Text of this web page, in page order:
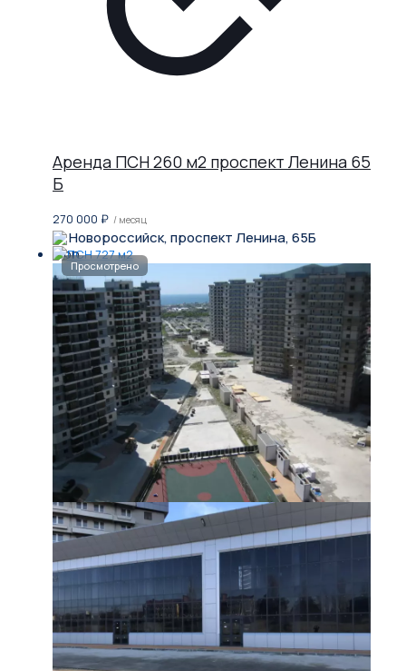
Аренда ПСН 260 м2 проспект Ленина 65
Б
270 000 ₽ / месяц
Новороссийск, проспект Ленина, 65Б